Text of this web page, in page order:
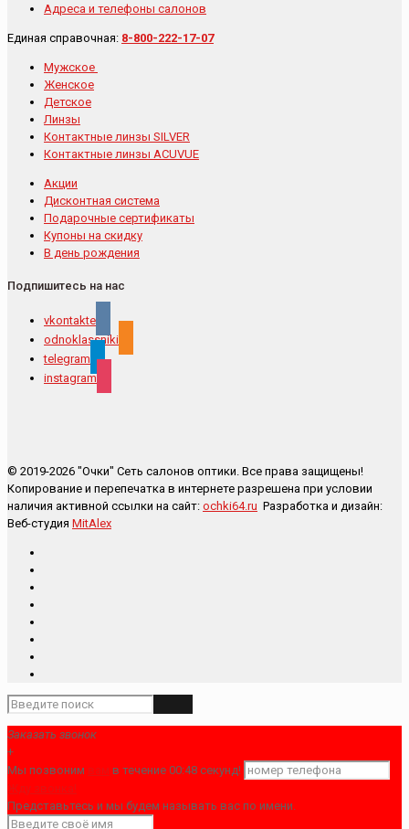
Адреса и телефоны салонов
Единая справочная: 8-800-222-17-07
Мужское
Женское
Детское
Линзы
Контактные линзы SILVER
Контактные линзы ACUVUE
Акции
Дисконтная система
Подарочные сертификаты
Купоны на скидку
В день рождения
Подпишитесь на нас
vkontakte
odnoklassniki
telegram
instagram
© 2019-2026 "Очки" Сеть салонов оптики. Все права защищены!
Копирование и перепечатка в интернете разрешена при условии
наличия активной ссылки на сайт: ochki64.ru Разработка и дизайн:
Веб-студия MitAlex
Заказать звонок
+
Мы позвоним вам в течение 00:48 секунд!
Жду звонка!
Представьтесь и мы будем называть вас по имени.